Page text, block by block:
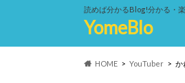
読めば分かるBlog!分かる・
YomeBlo
HOME YouTuber か